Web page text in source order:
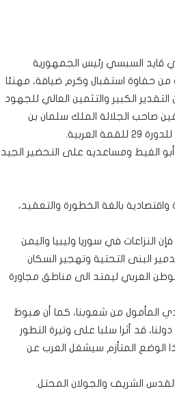
قايد السبسي رئيس الجمهورية
من حفاوة استقبال وكرم ضيافة، مهنئا
الكبير والتثمين العالي للجهود
صاحب الجلالة الملك سلمان بن
الغيط ومساعديه على التحضير الجيد
بالغة الخطورة والتعقيد،
النزاعات في سوريا وليبيا واليمن
البنى التحتية وتهجير السكان
العربي ليمتد الى مناطق مجاورة
المأمول من شعوبنا، كما أن هبوط
قد أثرا سلبا على وتيرة التطور
الوضع المتأزم سيشغل العرب عن
الشريف والجولان المحتل.